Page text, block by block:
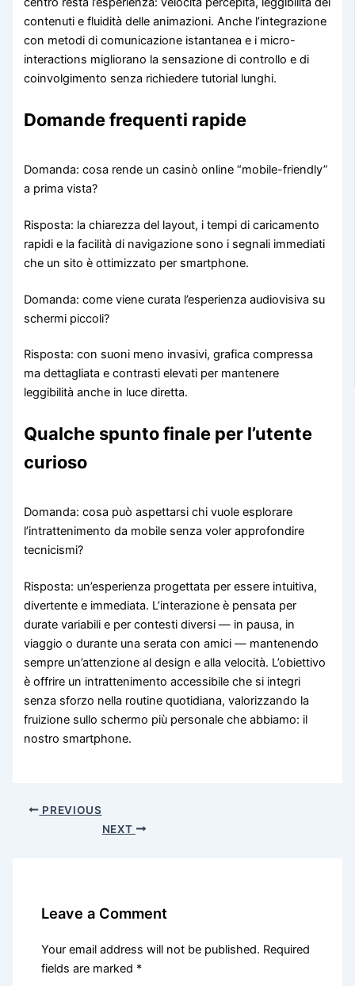
contenuti e fluidità delle animazioni. Anche l’integrazione
con metodi di comunicazione istantanea e i micro-
interactions migliorano la sensazione di controllo e di
coinvolgimento senza richiedere tutorial lunghi.
Domande frequenti rapide
Domanda: cosa rende un casinò online “mobile-friendly”
a prima vista?
Risposta: la chiarezza del layout, i tempi di caricamento
rapidi e la facilità di navigazione sono i segnali immediati
che un sito è ottimizzato per smartphone.
Domanda: come viene curata l’esperienza audiovisiva su
schermi piccoli?
Risposta: con suoni meno invasivi, grafica compressa
ma dettagliata e contrasti elevati per mantenere
leggibilità anche in luce diretta.
Qualche spunto finale per l’utente
curioso
Domanda: cosa può aspettarsi chi vuole esplorare
l’intrattenimento da mobile senza voler approfondire
tecnicismi?
Risposta: un’esperienza progettata per essere intuitiva,
divertente e immediata. L’interazione è pensata per
durate variabili e per contesti diversi — in pausa, in
viaggio o durante una serata con amici — mantenendo
sempre un’attenzione al design e alla velocità. L’obiettivo
è offrire un intrattenimento accessibile che si integri
senza sforzo nella routine quotidiana, valorizzando la
fruizione sullo schermo più personale che abbiamo: il
nostro smartphone.
PREVIOUS
NEXT
Leave a Comment
Your email address will not be published. Required
fields are marked *